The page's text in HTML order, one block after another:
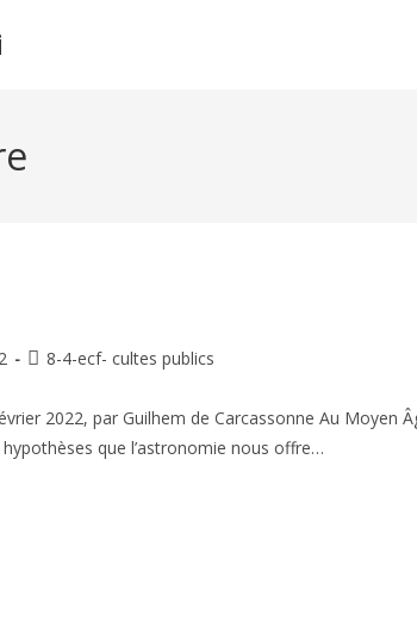
Post8-4-ecf- cultes publics
2022, par Guilhem de Carcassonne Au Moyen
que l’astronomie nous offre…